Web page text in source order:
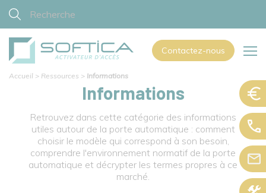
Contactez-nous
Accueil > Ressources > Informations
Informations
Retrouvez dans cette catégorie des informations
utiles autour de la porte automatique : comment
choisir le modèle qui correspond à son besoin,
comprendre l'environnement normatif de la porte
automatique et décrypter les termes propres à ce
marché.